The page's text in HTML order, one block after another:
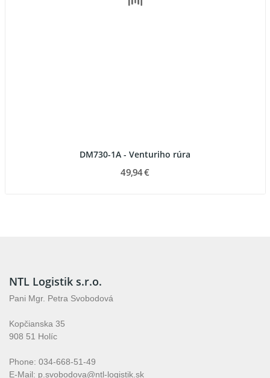
DM730-1A - Venturiho rúra
49,94 €
NTL Logistik s.r.o.
Pani Mgr. Petra Svobodová
Kopčianska 35
908 51 Holíc
Phone: 034-668-51-49
E-Mail: p.svobodova@ntl-logistik.sk